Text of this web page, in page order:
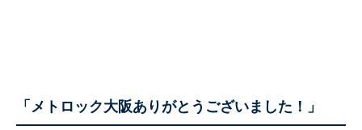
「メトロック大阪ありがとうございました！」